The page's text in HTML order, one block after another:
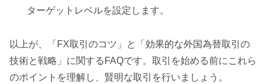
ターゲットレベルを設定します。
以上が、「FX取引のコツ」と「効果的な外国為替取引の
技術と戦略」に関するFAQです。取引を始める前にこれら
のポイントを理解し、賢明な取引を行いましょう。